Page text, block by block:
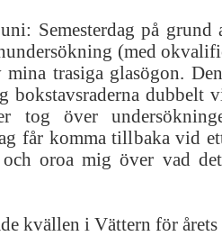
Semesterdag på grund
(med
mina trasiga glasögon.
bokstavsraderna dubbelt
tog över
får komma tillbaka vid
oroa mig över vad
kvällen i Vättern för